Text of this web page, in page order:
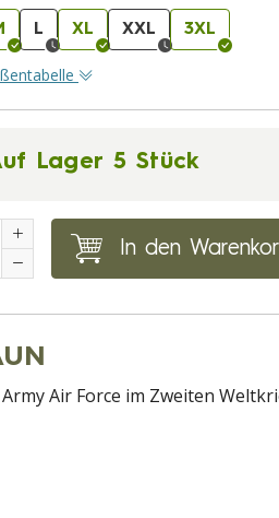
L XL XXL 3XL
Lager 5 Stück
In den
Air Force im Zweiten